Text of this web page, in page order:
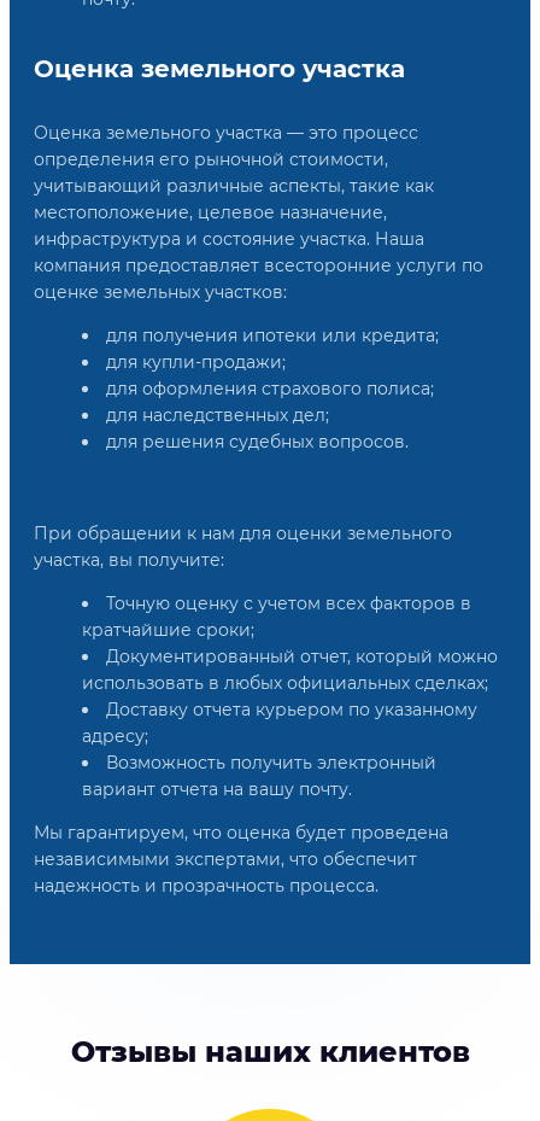
Оценка земельного участка
Оценка земельного участка — это процесс
определения его рыночной стоимости,
учитывающий различные аспекты, такие как
местоположение, целевое назначение,
инфраструктура и состояние участка. Наша
компания предоставляет всесторонние услуги по
оценке земельных участков:
для получения ипотеки или кредита;
для купли-продажи;
для оформления страхового полиса;
для наследственных дел;
для решения судебных вопросов.
При обращении к нам для оценки земельного
участка, вы получите:
Точную оценку с учетом всех факторов в
кратчайшие сроки;
Документированный отчет, который можно
использовать в любых официальных сделках;
Доставку отчета курьером по указанному
адресу;
Возможность получить электронный
вариант отчета на вашу почту.
Мы гарантируем, что оценка будет проведена
независимыми экспертами, что обеспечит
надежность и прозрачность процесса.
Отзывы наших клиентов